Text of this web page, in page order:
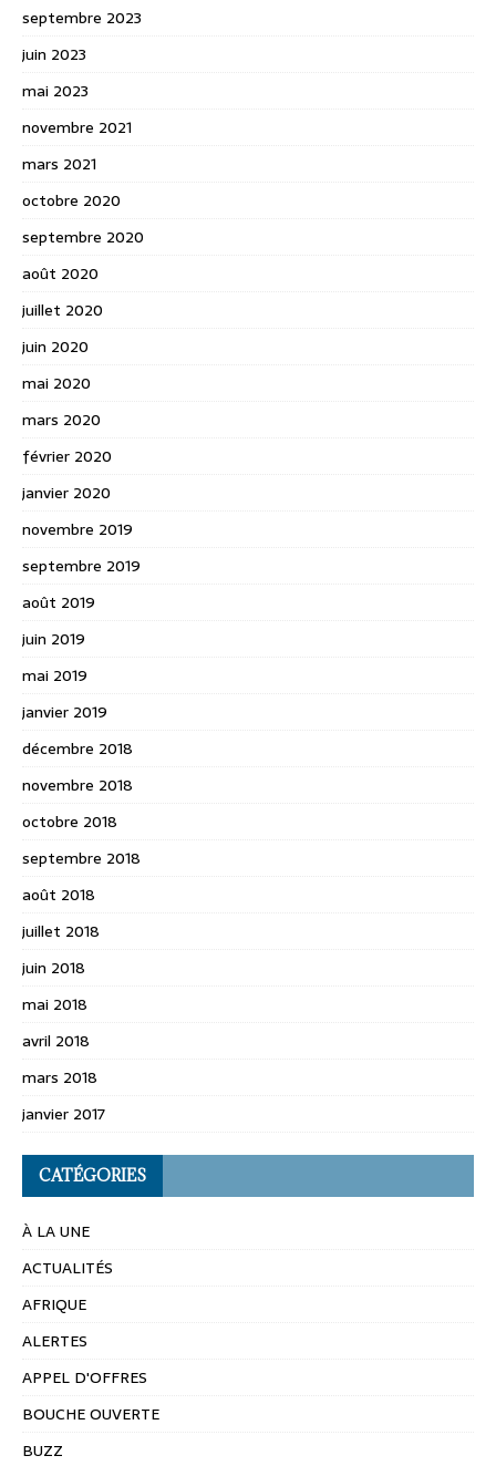
septembre 2023
juin 2023
mai 2023
novembre 2021
mars 2021
octobre 2020
septembre 2020
août 2020
juillet 2020
juin 2020
mai 2020
mars 2020
février 2020
janvier 2020
novembre 2019
septembre 2019
août 2019
juin 2019
mai 2019
janvier 2019
décembre 2018
novembre 2018
octobre 2018
septembre 2018
août 2018
juillet 2018
juin 2018
mai 2018
avril 2018
mars 2018
janvier 2017
CATÉGORIES
À LA UNE
ACTUALITÉS
AFRIQUE
ALERTES
APPEL D'OFFRES
BOUCHE OUVERTE
BUZZ